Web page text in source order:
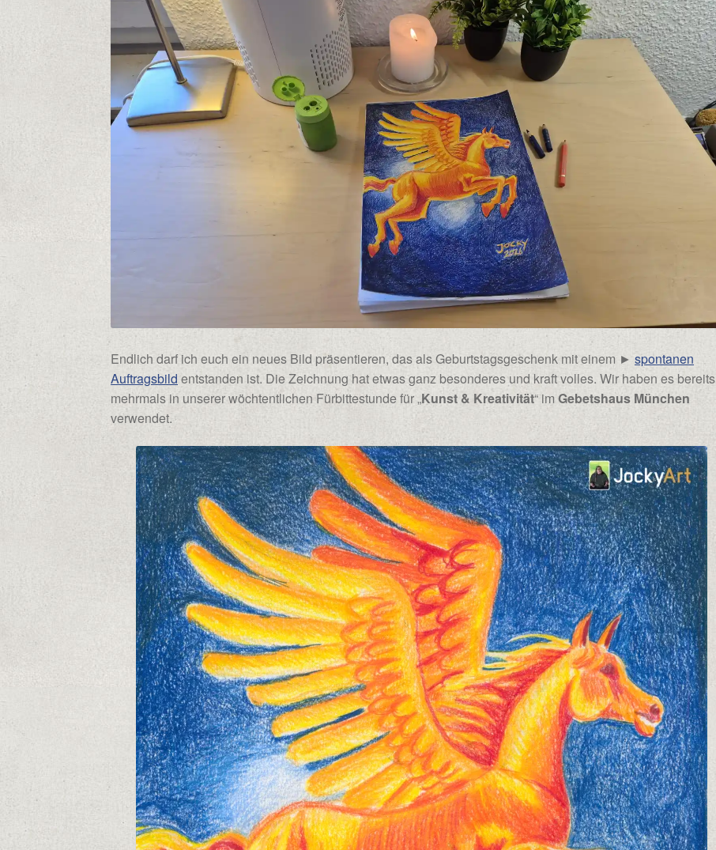
Endlich darf ich euch ein neues Bild präsentieren, das als Geburtstagsgeschenk mit einem ►spontanen
Auftragsbild entstanden ist. Die Zeichnung hat etwas ganz besonderes und kraft volles. Wir haben es bereits
mehrmals in unserer wöchtentlichen Fürbittestunde für „Kunst & Kreativität“ imGebetshaus München
verwendet.